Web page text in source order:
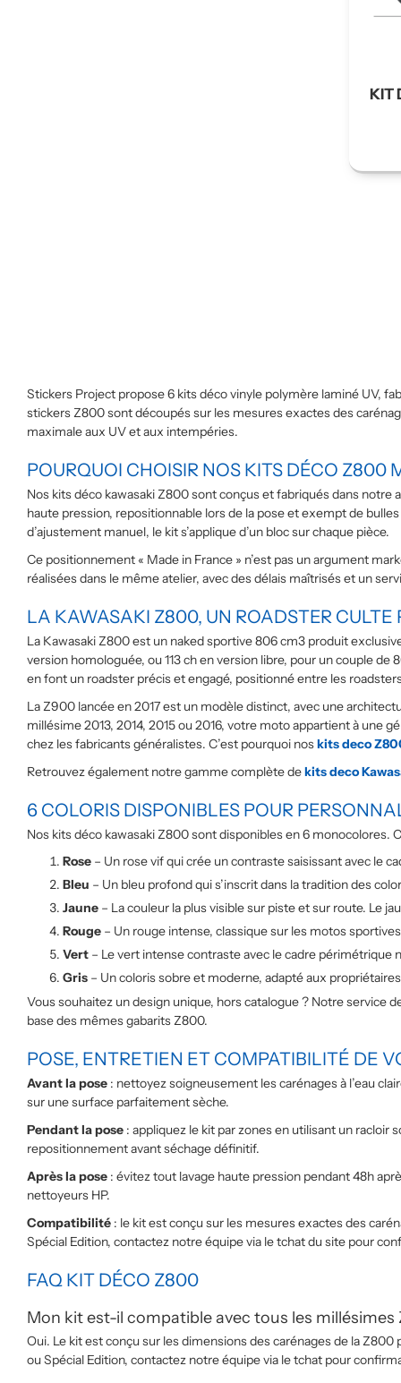
KIT
Stickers Project propose 6 kits déco vinyle polymère laminé UV,
stickers Z800 sont découpés sur les mesures exactes des
maximale aux UV et aux intempéries.
POURQUOI CHOISIR NOS KITS DÉCO Z800
Nos kits déco kawasaki Z800 sont conçus et fabriqués dans
haute pression, repositionnable lors de la pose et exempt de
d’ajustement manuel, le kit s’applique d’un bloc sur chaque pièce.
Ce positionnement « Made in France » n’est pas un argument
réalisées dans le même atelier, avec des délais maîtrisés et un
LA KAWASAKI Z800, UN ROADSTER
La Kawasaki Z800 est un naked sportive 806 cm3 produit
version homologuée, ou 113 ch en version libre, pour un couple
en font un roadster précis et engagé, positionné entre les
La Z900 lancée en 2017 est un modèle distinct, avec une
millésime 2013, 2014, 2015 ou 2016, votre moto appartient à une
chez les fabricants généralistes. C’est pourquoi noskits deco
Retrouvez également notre gamme complète dekits deco
6 COLORIS DISPONIBLES POUR
Nos kits déco kawasaki Z800 sont disponibles en 6
Rose – Un rose vif qui crée un contraste saisissant avec le
Bleu – Un bleu profond qui s’inscrit dans la tradition des
Jaune – La couleur la plus visible sur piste et sur route. Le
Rouge – Un rouge intense, classique sur les motos
Vert – Le vert intense contraste avec le cadre
Gris – Un coloris sobre et moderne, adapté aux
Vous souhaitez un design unique, hors catalogue ? Notre service
base des mêmes gabarits Z800.
POSE, ENTRETIEN ET COMPATIBILITÉ DE
Avant la pose : nettoyez soigneusement les carénages à l’eau
sur une surface parfaitement sèche.
Pendant la pose : appliquez le kit par zones en utilisant un racloir
repositionnement avant séchage définitif.
Après la pose : évitez tout lavage haute pression pendant 48h
nettoyeurs HP.
Compatibilité : le kit est conçu sur les mesures exactes des
Spécial Edition, contactez notre équipe via le tchat du site pour
FAQ KIT DÉCO Z800
Mon kit est-il compatible avec tous les millésimes
Oui. Le kit est conçu sur les dimensions des carénages de la
ou Spécial Edition, contactez notre équipe via le tchat pour